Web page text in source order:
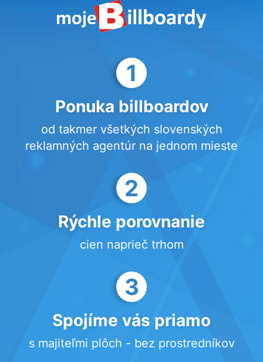
1
Ponuka billboardov
od takmer všetkých slovenských
reklamných agentúr na jednom mieste
2
Rýchle porovnanie
cien naprieč trhom
3
Spojíme vás priamo
s majiteľmi plôch - bez prostredníkov